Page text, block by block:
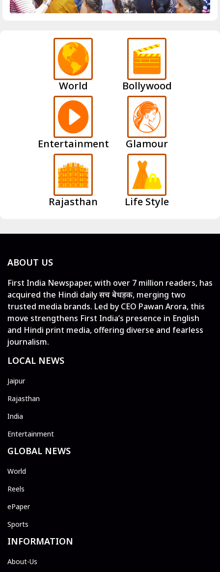
World Bollywood
Entertainment Glamour
Rajasthan Life Style
ABOUT US
First India Newspaper, with over 7 million readers, has
acquired the Hindi daily सच बेधड़क, merging two
trusted media brands. Led by CEO Pawan Arora, this
move strengthens First India’s presence in English
and Hindi print media, offering diverse and fearless
journalism.
LOCAL NEWS
Jaipur
Rajasthan
India
Entertainment
GLOBAL NEWS
World
Reels
ePaper
Sports
INFORMATION
About-Us